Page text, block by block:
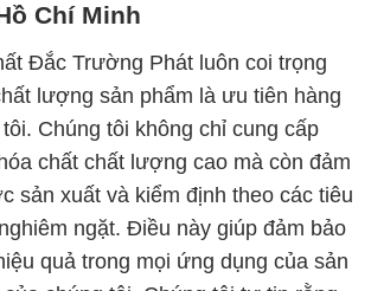
Chí Minh
Đắc Trường Phát luôn coi trọng
lượng sản phẩm là ưu tiên hàng
Chúng tôi không chỉ cung cấp
chất chất lượng cao mà còn đảm
sản xuất và kiểm định theo các tiêu
ngặt. Điều này giúp đảm bảo
quả trong mọi ứng dụng của sản